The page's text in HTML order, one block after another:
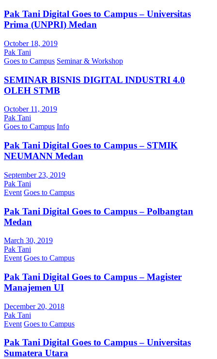
Pak Tani Digital Goes to Campus – Universitas
Prima (UNPRI) Medan
October 18, 2019
Pak Tani
Goes to Campus Seminar & Workshop
SEMINAR BISNIS DIGITAL INDUSTRI 4.0
OLEH STMB
October 11, 2019
Pak Tani
Goes to Campus Info
Pak Tani Digital Goes to Campus – STMIK
NEUMANN Medan
September 23, 2019
Pak Tani
Event Goes to Campus
Pak Tani Digital Goes to Campus – Polbangtan
Medan
March 30, 2019
Pak Tani
Event Goes to Campus
Pak Tani Digital Goes to Campus – Magister
Manajemen UI
December 20, 2018
Pak Tani
Event Goes to Campus
Pak Tani Digital Goes to Campus – Universitas
Sumatera Utara